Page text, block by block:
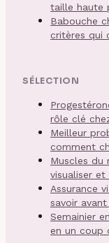
taille haute
Babouche
critères qui
SÉLECTION
rôle clé
Meilleur
comment
Muscles du
visualiser
Assurance
savoir
Semainier
en un coup